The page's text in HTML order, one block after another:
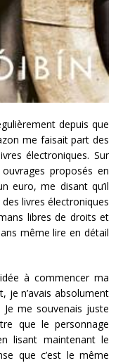
depuis que
me faisait part des
électroniques. Sur
proposés en
euro, me disant qu’il
livres électroniques
libres de droits et
même lire en détail
à commencer ma
je n’avais absolument
me souvenais juste
que le personnage
lisant maintenant le
que c’est le même